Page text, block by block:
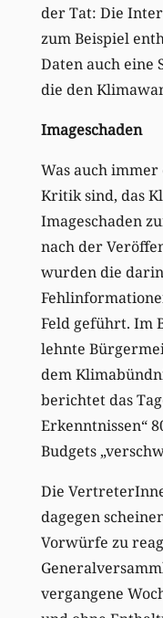
der Tat: Die
zum Beispiel
Daten auch eine
die den
Imageschaden
Was auch
Kritik sind, das
Imageschaden
nach der
wurden die
Feld geführt. Im
lehnte
dem
berichtet das
Erkenntnissen“
Budgets
Die
dagegen
Vorwürfe zu
vergangene